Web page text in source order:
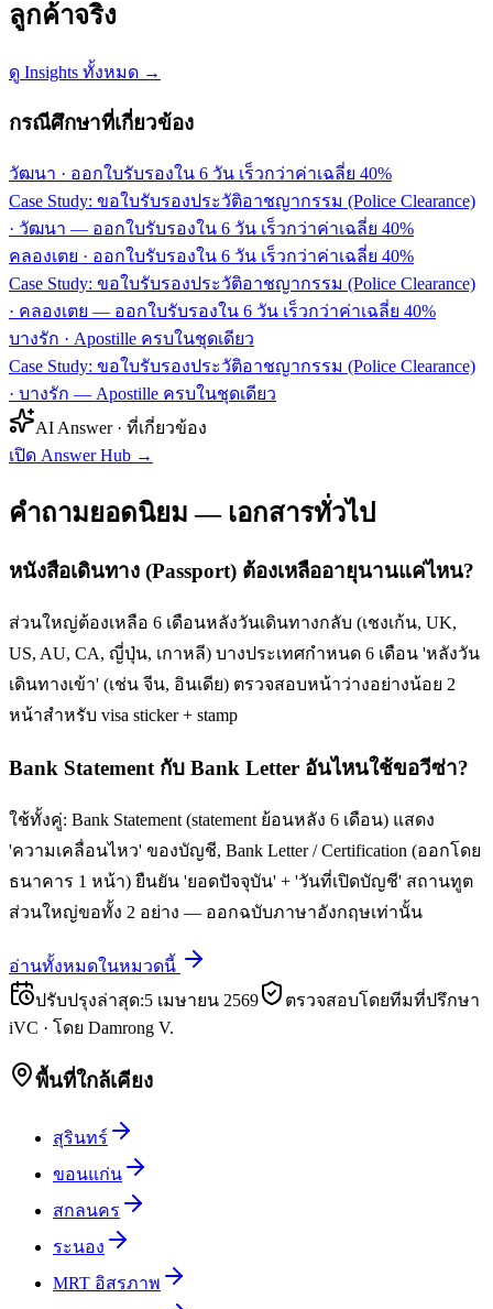
ลูกค้าจริง
ดู Insights ทั้งหมด →
กรณีศึกษาที่เกี่ยวข้อง
วัฒนา · ออกใบรับรองใน 6 วัน เร็วกว่าค่าเฉลี่ย 40%
Case Study: ขอใบรับรองประวัติอาชญากรรม (Police Clearance)
· วัฒนา — ออกใบรับรองใน 6 วัน เร็วกว่าค่าเฉลี่ย 40%
คลองเตย · ออกใบรับรองใน 6 วัน เร็วกว่าค่าเฉลี่ย 40%
Case Study: ขอใบรับรองประวัติอาชญากรรม (Police Clearance)
· คลองเตย — ออกใบรับรองใน 6 วัน เร็วกว่าค่าเฉลี่ย 40%
บางรัก · Apostille ครบในชุดเดียว
Case Study: ขอใบรับรองประวัติอาชญากรรม (Police Clearance)
· บางรัก — Apostille ครบในชุดเดียว
AI Answer · ที่เกี่ยวข้อง
เปิด Answer Hub →
คำถามยอดนิยม — เอกสารทั่วไป
หนังสือเดินทาง (Passport) ต้องเหลืออายุนานแค่ไหน?
ส่วนใหญ่ต้องเหลือ 6 เดือนหลังวันเดินทางกลับ (เชงเก้น, UK,
US, AU, CA, ญี่ปุ่น, เกาหลี) บางประเทศกำหนด 6 เดือน 'หลังวัน
เดินทางเข้า' (เช่น จีน, อินเดีย) ตรวจสอบหน้าว่างอย่างน้อย 2
หน้าสำหรับ visa sticker + stamp
Bank Statement กับ Bank Letter อันไหนใช้ขอวีซ่า?
ใช้ทั้งคู่: Bank Statement (statement ย้อนหลัง 6 เดือน) แสดง
'ความเคลื่อนไหว' ของบัญชี, Bank Letter / Certification (ออกโดย
ธนาคาร 1 หน้า) ยืนยัน 'ยอดปัจจุบัน' + 'วันที่เปิดบัญชี' สถานทูต
ส่วนใหญ่ขอทั้ง 2 อย่าง — ออกฉบับภาษาอังกฤษเท่านั้น
อ่านทั้งหมดในหมวดนี้
ปรับปรุงล่าสุด:5 เมษายน 2569
ตรวจสอบโดยทีมที่ปรึกษา
iVC · โดย Damrong V.
พื้นที่ใกล้เคียง
สุรินทร์
ขอนแก่น
สกลนคร
ระนอง
MRT อิสรภาพ